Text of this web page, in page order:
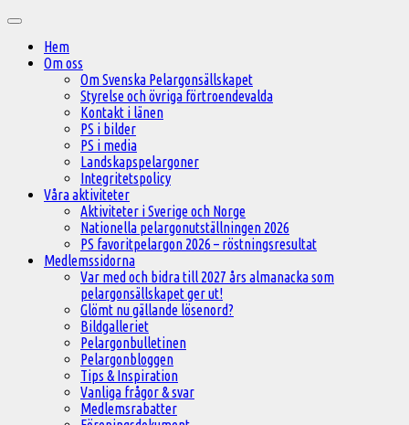
innehåll
Huvudmeny
Hem
Om oss
Om Svenska Pelargonsällskapet
Styrelse och övriga förtroendevalda
Kontakt i länen
PS i bilder
PS i media
Landskapspelargoner
Integritetspolicy
Våra aktiviteter
Aktiviteter i Sverige och Norge
Nationella pelargonutställningen 2026
PS favoritpelargon 2026 – röstningsresultat
Medlemssidorna
Var med och bidra till 2027 års almanacka som
pelargonsällskapet ger ut!
Glömt nu gällande lösenord?
Bildgalleriet
Pelargonbulletinen
Pelargonbloggen
Tips & Inspiration
Vanliga frågor & svar
Medlemsrabatter